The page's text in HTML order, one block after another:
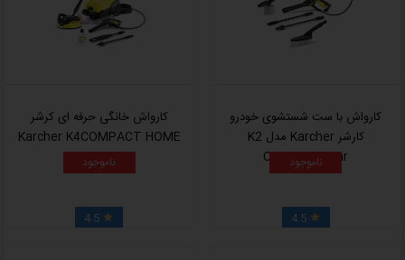
کارواش با ست شستشوی خودرو
کارشر Karcher مدل K2
COMPACT Car
ناموجود

4.5
کارواش خانگی حرفه ای کرشر
Karcher K4COMPACT HOME
ناموجود
